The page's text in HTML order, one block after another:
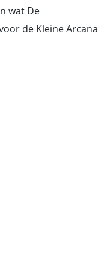
wat De
de Kleine Arcana